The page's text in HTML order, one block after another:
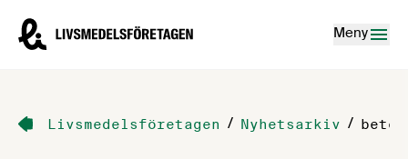
Livsmedelsföretagen – till startsidan
Meny
Livsmedelsföretagen / Nyhetsarkiv /